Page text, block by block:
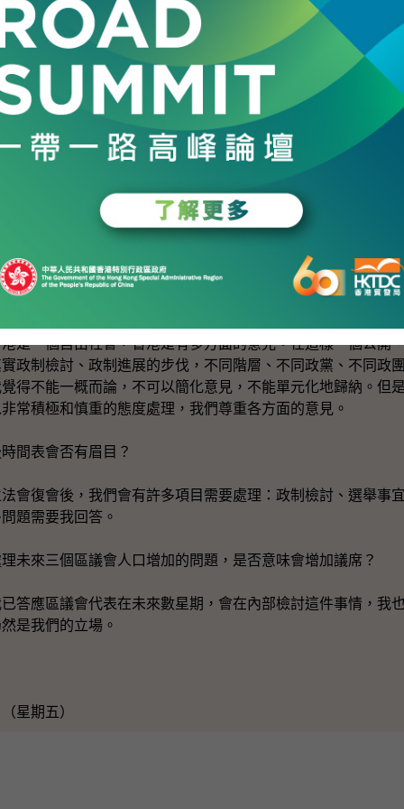
。《基本法》本身已經訂了在二ＯＯ七年之後，如果我們的
要有三份之二的支持，行政長官也要支持，然後才再行下一
是有見及這件事情對香港的長遠影響和重要性，我覺得聽取
是重要的。我強調我們是以積極的態度處理這件事。
制是否有空間取消，或是要等一個時機．．．再去檢討？
早前已說過，在處理二ＯＯ三年區議會選舉，是「以不變應
步檢討。當前我需要處理的是，有三個區議會提出，有見及
制檢討在議會是沒有阻力的，阻力是來自行政機構及「有錢
是一個自由社會，香港是有多方面的意見。在這樣一個公開
政制檢討、政制進展的步伐，不同階層、不同政黨、不同政
得不能一概而論，不可以簡化意見，不能單元化地歸納。但
常積極和慎重的態度處理，我們尊重各方面的意見。
間表會否有眉目？
會復會後，我們會有許多項目需要處理：政制檢討、選舉事
題需要我回答。
未來三個區議會人口增加的問題，是否意味會增加議席？
答應區議會代表在未來數星期，會在內部檢討這件事情，我
是我們的立場。
星期五）